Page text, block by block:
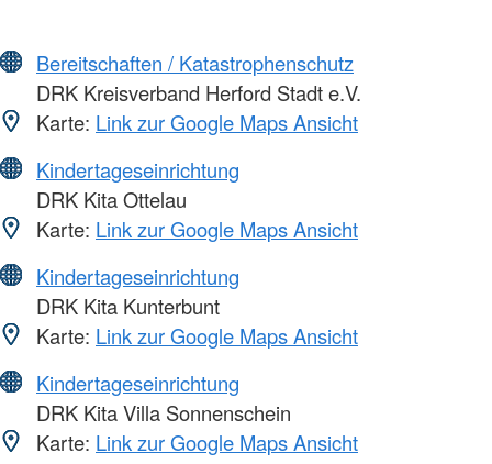
Bereitschaften / Katastrophenschutz
DRK Kreisverband Herford Stadt e.V.
Karte: Link zur Google Maps Ansicht
Kindertageseinrichtung
DRK Kita Ottelau
Karte: Link zur Google Maps Ansicht
Kindertageseinrichtung
DRK Kita Kunterbunt
Karte: Link zur Google Maps Ansicht
Kindertageseinrichtung
DRK Kita Villa Sonnenschein
Karte: Link zur Google Maps Ansicht